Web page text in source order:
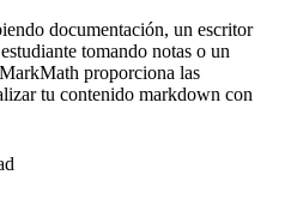
documentación, un escritor
tomando notas o un
proporciona las
tu contenido markdown con